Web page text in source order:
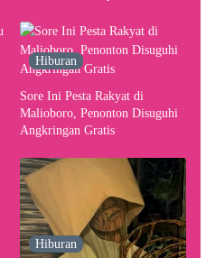
Pusat Pergerakan Seni Rupa
Indonesia
Hiburan
Sore Ini Pesta Rakyat di
Malioboro, Penonton Disuguhi
Angkringan Gratis
Hiburan